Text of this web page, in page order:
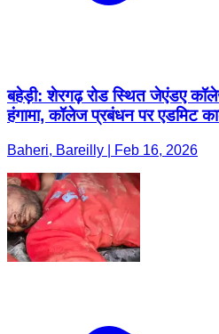
बहेड़ी: शेरगढ़ रोड स्थित जेएंडए
हंगामा, कॉलेज प्रबंधन पर एडमिट
Baheri, Bareilly | Feb 16, 2026